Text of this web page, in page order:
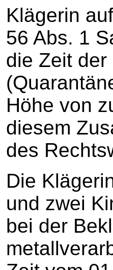
Klägerin
56 Abs. 1
die Zeit
Höhe von
diesem
des
Die
und zwei
bei der